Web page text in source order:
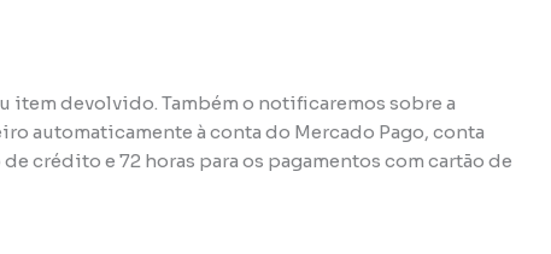
devolvido. Também o notificaremos sobre a
automaticamente à conta do Mercado Pago, conta
crédito e 72 horas para os pagamentos com cartão de